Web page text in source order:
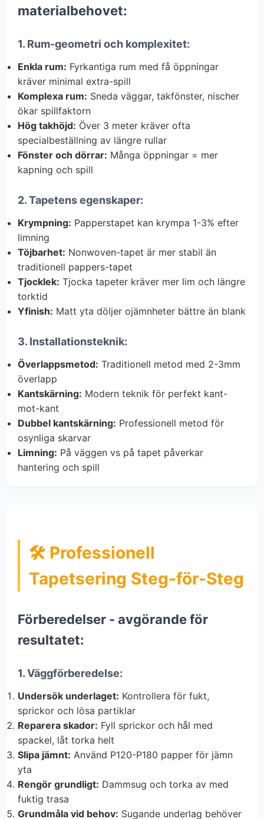
materialbehovet:
1. Rum-geometri och komplexitet:
Enkla rum: Fyrkantiga rum med få öppningar
kräver minimal extra-spill
Komplexa rum: Sneda väggar, takfönster, nischer
ökar spillfaktorn
Hög takhöjd: Över 3 meter kräver ofta
specialbeställning av längre rullar
Fönster och dörrar: Många öppningar = mer
kapning och spill
2. Tapetens egenskaper:
Krympning: Papperstapet kan krympa 1-3% efter
limning
Töjbarhet: Nonwoven-tapet är mer stabil än
traditionell pappers-tapet
Tjocklek: Tjocka tapeter kräver mer lim och längre
torktid
Yfinish: Matt yta döljer ojämnheter bättre än blank
3. Installationsteknik:
Överlappsmetod: Traditionell metod med 2-3mm
överlapp
Kantskärning: Modern teknik för perfekt kant-
mot-kant
Dubbel kantskärning: Professionell metod för
osynliga skarvar
Limning: På väggen vs på tapet påverkar
hantering och spill
🛠 Professionell
Tapetsering Steg-för-Steg
Förberedelser - avgörande för
resultatet:
1. Väggförberedelse:
Undersök underlaget: Kontrollera för fukt,
sprickor och lösa partiklar
Reparera skador: Fyll sprickor och hål med
spackel, låt torka helt
Slipa jämnt: Använd P120-P180 papper för jämn
yta
Rengör grundligt: Dammsug och torka av med
fuktig trasa
Grundmåla vid behov: Sugande underlag behöver